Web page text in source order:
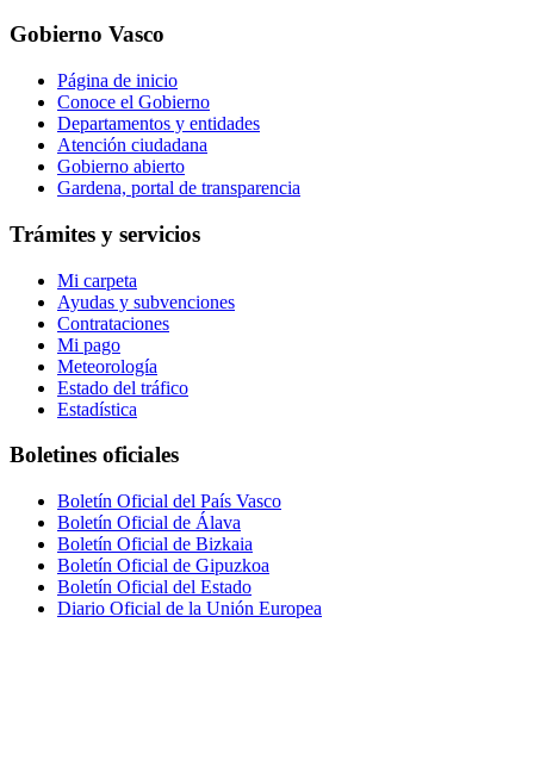
Gobierno Vasco
Página de inicio
Conoce el Gobierno
Departamentos y entidades
Atención ciudadana
Gobierno abierto
Gardena, portal de transparencia
Trámites y servicios
Mi carpeta
Ayudas y subvenciones
Contrataciones
Mi pago
Meteorología
Estado del tráfico
Estadística
Boletines oficiales
Boletín Oficial del País Vasco
Boletín Oficial de Álava
Boletín Oficial de Bizkaia
Boletín Oficial de Gipuzkoa
Boletín Oficial del Estado
Diario Oficial de la Unión Europea